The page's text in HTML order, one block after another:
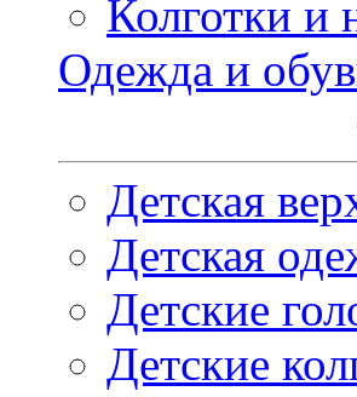
Колготки и
Одежда и
Детская
Детская
Детские
Детские